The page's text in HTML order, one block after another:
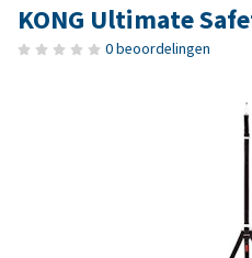
KONG Ultimate
0 beoordelingen